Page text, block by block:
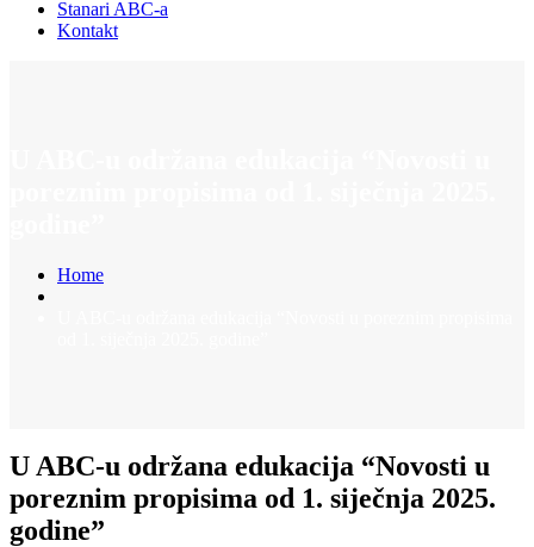
Stanari ABC-a
Kontakt
Home
U ABC-u održana edukacija “Novosti u
poreznim propisima od 1. siječnja 2025.
godine”